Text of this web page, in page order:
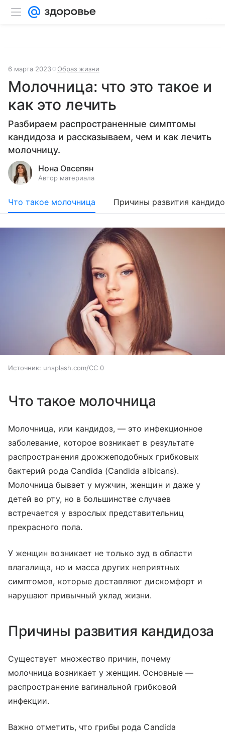
6 марта 2023 Образ жизни
Молочница: что это такое и
как это лечить
Разбираем распространенные симптомы
кандидоза и рассказываем, чем и как лечить
молочницу.
Нона Овсепян
Автор материала
Что такое молочница Причины развития
Источник: unsplash.com/CC 0
Что такое молочница
Молочница, или кандидоз, — это инфекционное
заболевание, которое возникает в результате
распространения дрожжеподобных грибковых
бактерий рода Candida (Candida albicans).
Молочница бывает у мужчин, женщин и даже у
детей во рту, но в большинстве случаев
встречается у взрослых представительниц
прекрасного пола.
У женщин возникает не только зуд в области
влагалища, но и масса других неприятных
симптомов, которые доставляют дискомфорт и
нарушают привычный уклад жизни.
Причины развития кандидоза
Существует множество причин, почему
молочница возникает у женщин. Основные —
распространение вагинальной грибковой
инфекции.
Важно отметить, что грибы рода Candida